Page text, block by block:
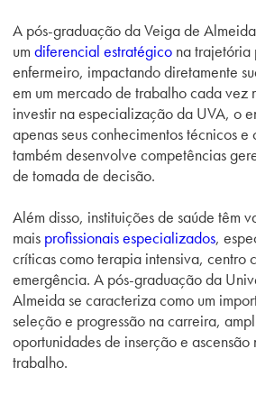
A pós-graduação da Veiga de
um diferencial estratégico na trajetória
enfermeiro, impactando diretamente
em um mercado de trabalho cada vez
investir na especialização da UVA, o
apenas seus conhecimentos técnicos e
também desenvolve competências
de tomada de decisão.
Além disso, instituições de saúde têm
mais profissionais especializados,
críticas como terapia intensiva, centro
emergência. A pós-graduação da
Almeida se caracteriza como um
seleção e progressão na carreira,
oportunidades de inserção e ascensão
trabalho.